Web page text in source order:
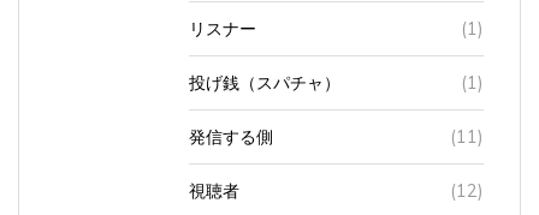
リスナー (1)
投げ銭（スパチャ） (1)
発信する側 (11)
視聴者 (12)